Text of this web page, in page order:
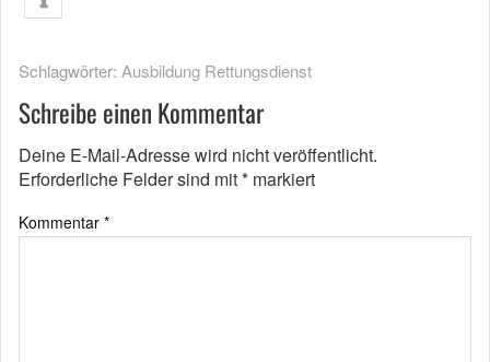
Schlagwörter: Ausbildung Rettungsdienst
Schreibe einen Kommentar
Deine E-Mail-Adresse wird nicht veröffentlicht.
Erforderliche Felder sind mit* markiert
Kommentar *